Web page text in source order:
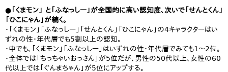
●「くまモン」 と「ふなっしー」が全国的に高い認知度、次いで「せんとくん」
「ひこにゃん」が続く。
・「くまモン」「ふなっしー」「せんとくん」「ひこにゃん」の4キャラクターはい
ずれの性・年代層でも5割以上の認知。
・中でも、「くまモン」「ふなっしー」はいずれの性・年代層でみても1〜2位。
・全体では「ちっちゃいおっさん」が5位だが、男性の50代以上、女性の60
代以上では「ぐんまちゃん」が5位にアップする。